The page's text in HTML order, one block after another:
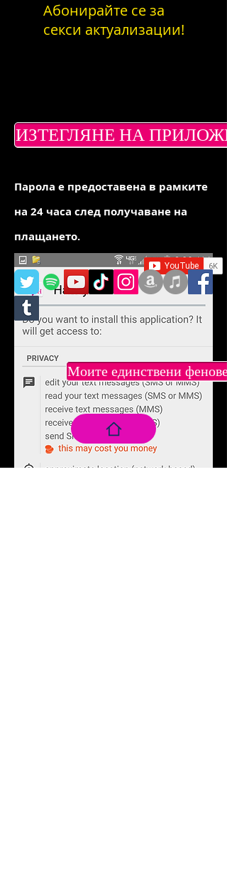
Абонирайте се за
секси актуализации!
ИЗТЕГЛЯНЕ НА
Парола е предоставена в рамките
на 24 часа след получаване на
плащането.
Моите единствени фенове